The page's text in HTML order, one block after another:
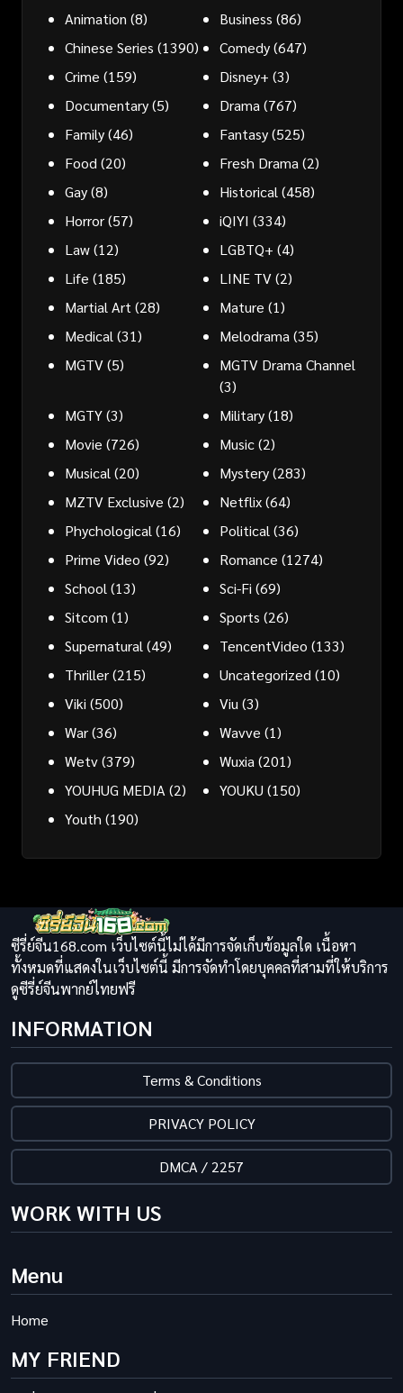
Animation (8) Business (86)
Chinese Series (1390) Comedy(647)
Crime (159) Disney+ (3)
Documentary(5) Drama (767)
Family(46) Fantasy(525)
Food (20) Fresh Drama (2)
Gay(8) Historical (458)
Horror(57) iQIYI (334)
Law(12) LGBTQ+ (4)
Life (185) LINE TV(2)
Martial Art (28) Mature (1)
Medical (31) Melodrama (35)
MGTV(5)
MGTV Drama Channel
(3)
MGTY(3) Military(18)
Movie (726) Music(2)
Musical (20) Mystery(283)
MZTV Exclusive (2) Netflix(64)
Phychological (16) Political (36)
Prime Video (92) Romance (1274)
School (13) Sci-Fi (69)
Sitcom (1) Sports (26)
Supernatural (49) TencentVideo (133)
Thriller(215) Uncategorized (10)
Viki (500) Viu (3)
War(36) Wavve (1)
Wetv(379) Wuxia (201)
YOUHUG MEDIA (2) YOUKU (150)
Youth (190)
ซีรี่ย์จีน168.com เว็บไซต์นี้ไม่ได้มีการจัดเก็บข้อมูลใด เนื้อหา
ทั้งหมดที่แสดงในเว็บไซต์นี้ มีการจัดทำโดยบุคคลที่สามที่ให้บริการ
ดูซีรี่ย์จีนพากย์ไทยฟรี
INFORMATION
Terms & Conditions
PRIVACY POLICY
DMCA / 2257
WORK WITH US
Menu
Home
MY FRIEND